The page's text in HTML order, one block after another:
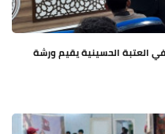
العتبة الحسينية يقيم ورشة